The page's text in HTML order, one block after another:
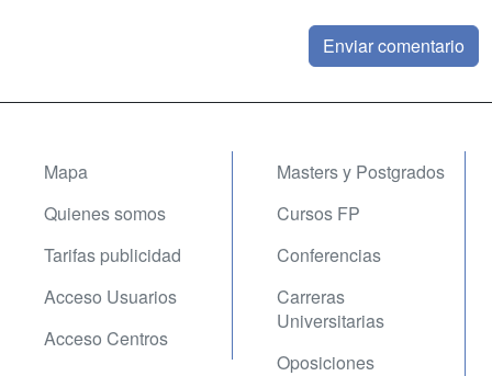
Mapa
Quienes somos
Tarifas publicidad
Acceso Usuarios
Acceso Centros
Masters y Postgrados
Cursos FP
Conferencias
Carreras
Universitarias
Oposiciones